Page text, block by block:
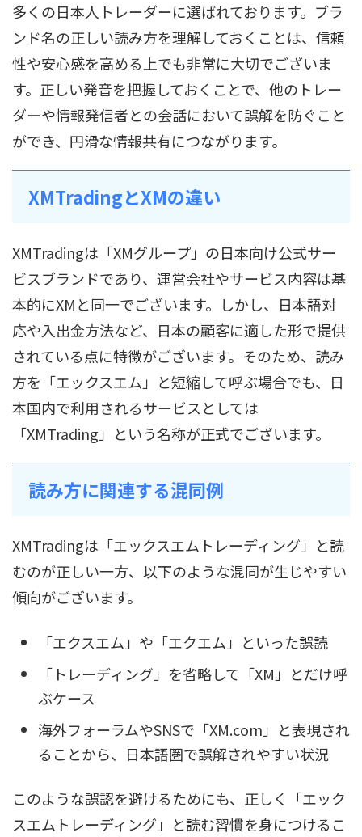
多くの日本人トレーダーに選ばれております。ブラ
ンド名の正しい読み方を理解しておくことは、信頼
性や安心感を高める上でも非常に大切でございま
す。正しい発音を把握しておくことで、他のトレー
ダーや情報発信者との会話において誤解を防ぐこと
ができ、円滑な情報共有につながります。
XMTradingとXMの違い
XMTradingは「XMグループ」の日本向け公式サー
ビスブランドであり、運営会社やサービス内容は基
本的にXMと同一でございます。しかし、日本語対
応や入出金方法など、日本の顧客に適した形で提供
されている点に特徴がございます。そのため、読み
方を「エックスエム」と短縮して呼ぶ場合でも、日
本国内で利用されるサービスとしては
「XMTrading」という名称が正式でございます。
読み方に関連する混同例
XMTradingは「エックスエムトレーディング」と読
むのが正しい一方、以下のような混同が生じやすい
傾向がございます。
「エクスエム」や「エクエム」といった誤読
「トレーディング」を省略して「XM」とだけ呼
ぶケース
海外フォーラムやSNSで「XM.com」と表現され
ることから、日本語圏で誤解されやすい状況
このような誤認を避けるためにも、正しく「エック
スエムトレーディング」と読む習慣を身につけるこ